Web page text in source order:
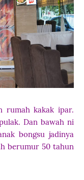
rumah kakak ipar.
Dan bawah ni
bongsu jadinya
berumur 50 tahun